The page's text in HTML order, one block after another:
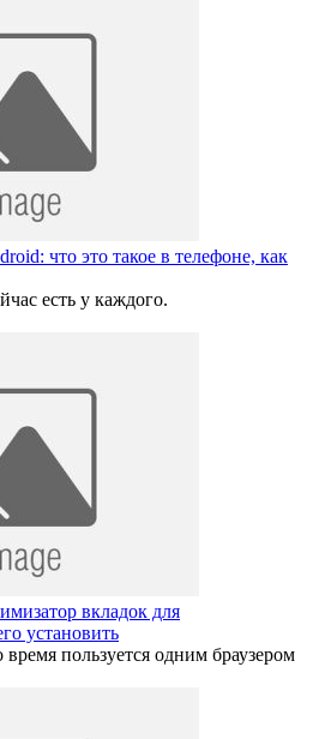
что это такое в телефоне, как
есть у каждого.
вкладок для
установить
время пользуется одним браузером